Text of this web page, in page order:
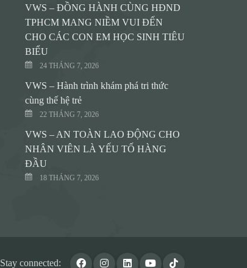
VWS – ĐỒNG HÀNH CÙNG HĐND
TPHCM MANG NIỀM VUI ĐẾN
CHO CÁC CON EM HỌC SINH TIÊU
BIỂU
24 THÁNG 7, 2026
VWS – Hành trình khám phá tri thức
cùng thế hệ trẻ
22 THÁNG 7, 2026
VWS – AN TOÀN LAO ĐỘNG CHO
NHÂN VIÊN LÀ YẾU TỐ HÀNG
ĐẦU
18 THÁNG 7, 2026
Stay connected: